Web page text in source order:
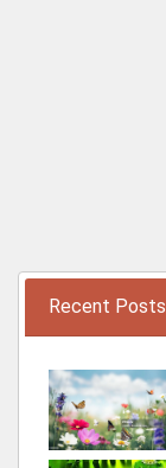
Recent Posts